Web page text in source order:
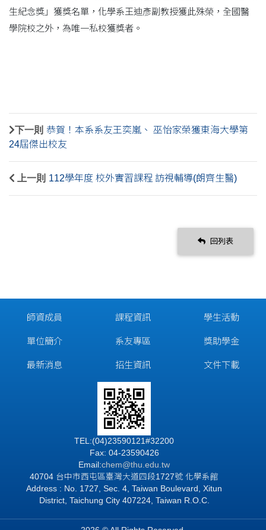
生紀念獎」獲獎名單，化學系王迪彥副教授獲此殊榮，全國醫
學院校之外，為唯一私校獲獎者。
下一則 恭賀！本系系友王奕嵐、 巫怡家榮獲東海大學第
24屆傑出校友
上一則 112學年度 校外實習課程 訪視輔導(朗齊生醫)
回列表
師資成員
單位簡介
最新消息
課程資訊
系友專區
招生資訊
學生活動
獎助學金
文件下載
TEL:(04)23590121#32200
Fax: 04-23590426
Email:chem@thu.edu.tw
40704 台中市西屯區臺灣大道四段1727號 化學系館
Address : No. 1727, Sec. 4, Taiwan Boulevard, Xitun
District, Taichung City 407224, Taiwan R.O.C.